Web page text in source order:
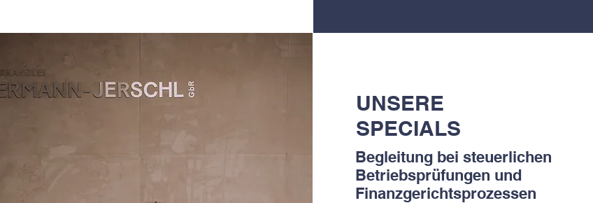
UNSERE
SPECIALS
Begleitung bei steuerlichen
Betriebsprüfungen und
Finanzgerichtsprozessen